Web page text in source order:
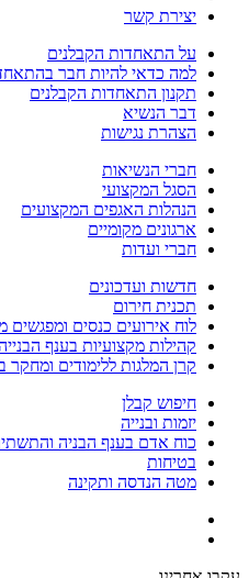
יצירת קשר
על התאחדות הקבלנים
למה כדאי להיות חבר
תקנון התאחדות הקבלנים
דבר הנשיא
הצהרת נגישות
חברי הנשיאות
הסגל המקצועי
הנהלות האגפים המקצועים
ארגונים מקומיים
חברי ועדות
חדשות ועדכונים
תכנית חירום
לוח אירועים כנסים ומפגשים
קהילות מקצועיות בענף
קרן המלגות ללימודים ומחקר
חיפוש קבלן
יזמות ובנייה
כוח אדם בענף הבניה
בטיחות
מטה הנדסה ותקינה